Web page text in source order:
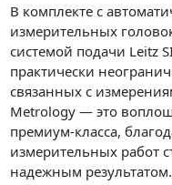
В комплекте с
измерительных
системой подачи Leitz
практически
связанных с
Metrology — это
премиум-класса,
измерительных работ
надежным результатом.